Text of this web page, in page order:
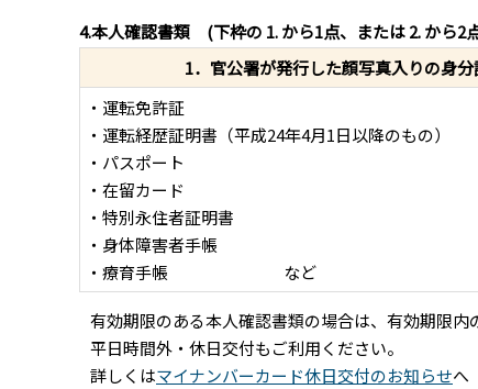
4.本人確認書類 (下枠の 1. から1点、または 2. から2点
1．官公署が発行した顔写真入りの身
・運転免許証
・運転経歴証明書（平成24年4月1日以降のもの）
・パスポート
・在留カード
・特別永住者証明書
・身体障害者手帳
・療育手帳 など
有効期限のある本人確認書類の場合は、有効期限内
平日時間外・休日交付もご利用ください。
詳しくはマイナンバーカード休日交付のお知らせへ